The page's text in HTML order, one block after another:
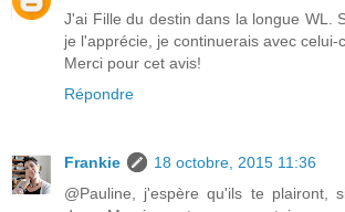
J'ai Fille du destin dans la longue WL.
je l'apprécie, je continuerais avec celui-
Merci pour cet avis!
Répondre
Frankie
18 octobre, 2015 11:36
@Pauline, j'espère qu'ils te plairont,